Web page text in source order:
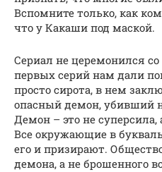
Вспомните только, как
что у Какаши под маской.
Сериал не церемонился
первых серий нам дали
просто сирота, в нем
опасный демон, убивший
Демон – это не
Все окружающие в
его и призирают.
демона, а не брошенного